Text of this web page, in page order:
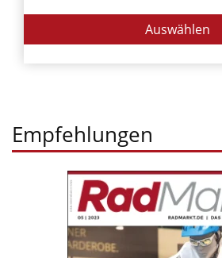
Auswählen
Empfehlungen